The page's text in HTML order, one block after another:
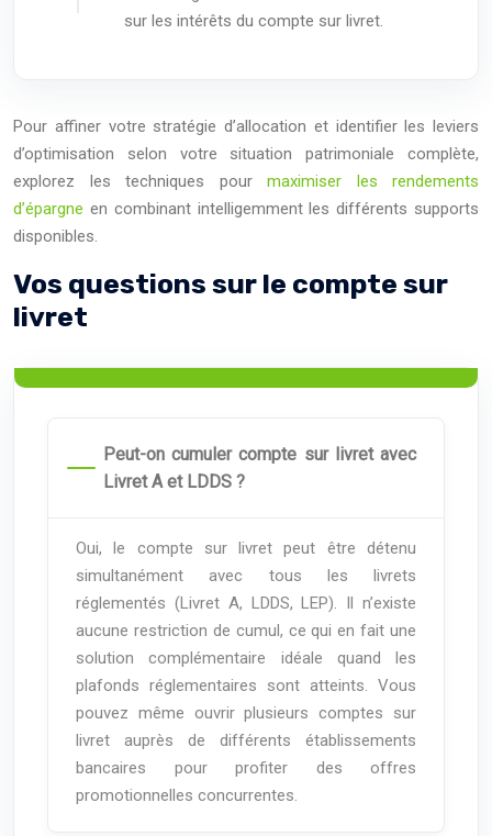
sur les intérêts du compte sur livret.
Pour affiner votre stratégie d’allocation et identifier les leviers
d’optimisation selon votre situation patrimoniale complète,
explorez les techniques pour maximiser les rendements
d’épargne en combinant intelligemment les différents supports
disponibles.
Vos questions sur le compte sur
livret
Peut-on cumuler compte sur livret avec
Livret A et LDDS ?
Oui, le compte sur livret peut être détenu
simultanément avec tous les livrets
réglementés (Livret A, LDDS, LEP). Il n’existe
aucune restriction de cumul, ce qui en fait une
solution complémentaire idéale quand les
plafonds réglementaires sont atteints. Vous
pouvez même ouvrir plusieurs comptes sur
livret auprès de différents établissements
bancaires pour profiter des offres
promotionnelles concurrentes.